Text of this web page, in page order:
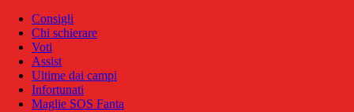
Consigli
Chi schierare
Voti
Assist
Ultime dai campi
Infortunati
Maglie SOS Fanta